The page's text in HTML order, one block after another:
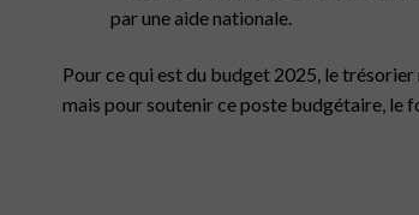
par une aide nationale.
Pour ce qui est du budget 2025, le
mais pour soutenir ce poste budgétaire, le